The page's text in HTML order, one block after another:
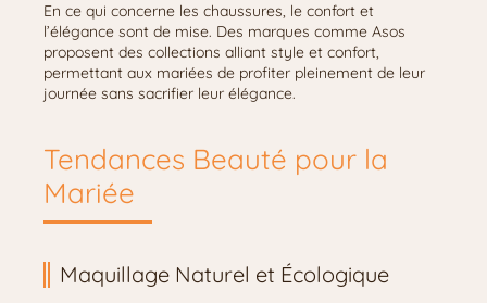
En ce qui concerne les chaussures, le confort et
l’élégance sont de mise. Des marques comme Asos
proposent des collections alliant style et confort,
permettant aux mariées de profiter pleinement de leur
journée sans sacrifier leur élégance.
Tendances Beauté pour la
Mariée
Maquillage Naturel et Écologique